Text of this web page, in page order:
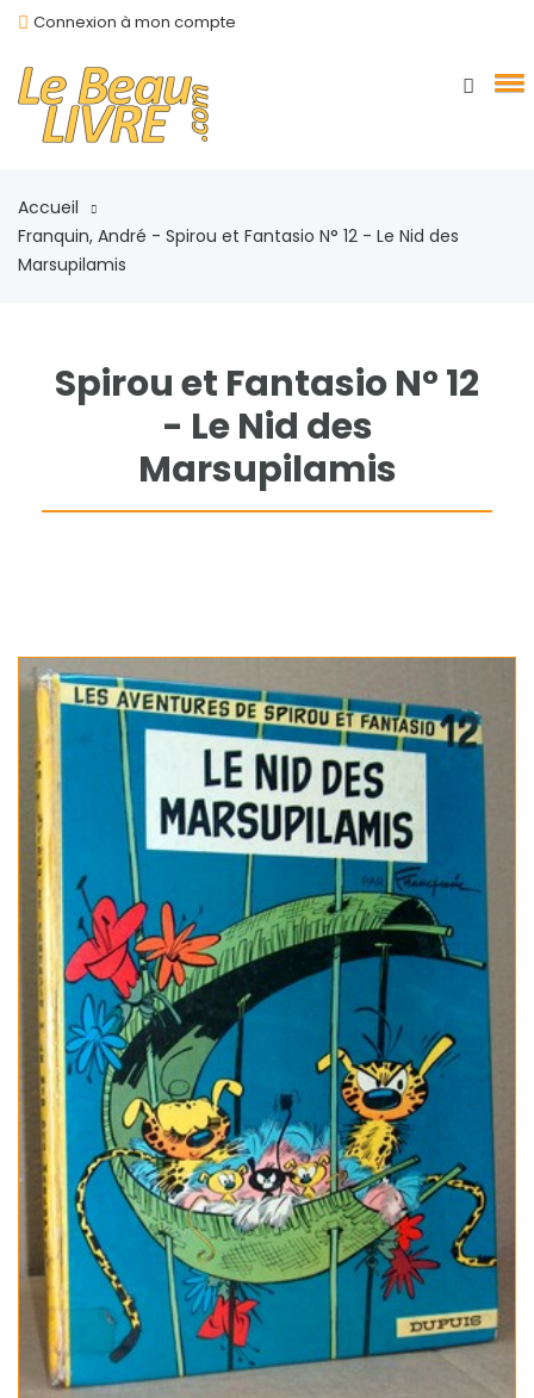
Connexion à mon compte
Accueil
Franquin, André - Spirou et Fantasio N° 12 - Le Nid des
Marsupilamis
Spirou et Fantasio N° 12
- Le Nid des
Marsupilamis